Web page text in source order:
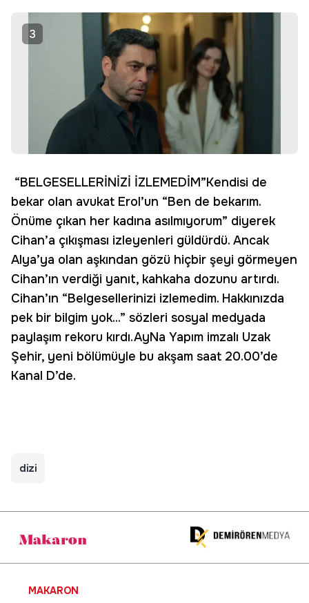
3
“BELGESELLERİNİZİ İZLEMEDİM”Kendisi de
bekar olan avukat Erol’un “Ben de bekarım.
Önüme çıkan her kadına asılmıyorum” diyerek
Cihan’a çıkışması izleyenleri güldürdü. Ancak
Alya’ya olan aşkından gözü hiçbir şeyi görmeyen
Cihan’ın verdiği yanıt, kahkaha dozunu artırdı.
Cihan’ın “Belgesellerinizi izlemedim. Hakkınızda
pek bir bilgim yok...” sözleri sosyal medyada
paylaşım rekoru kırdı.AyNa Yapım imzalı Uzak
Şehir, yeni bölümüyle bu akşam saat 20.00’de
Kanal D’de.
dizi
MAKARON